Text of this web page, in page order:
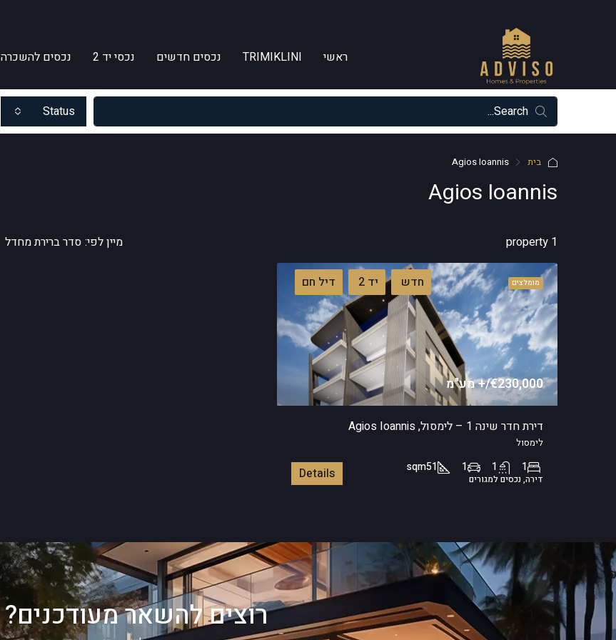
ראשי TRIMIKLINI נכסים חדשים נכסי יד 2 נכסים להשכרה
Status
בית Agios Ioannis
Agios Ioannis
1 property מיין לפי: סדר ברירת מחדל
מומלצים חדש יד 2 דיל חם
€230,000/+ מע"מ
דירת חדר שינה 1 – לימסול, Agios Ioannis
לימסול
1
1
1
51
sqm
דירה, נכסים למגורים Details
רוצים להשאר מעודכנים?